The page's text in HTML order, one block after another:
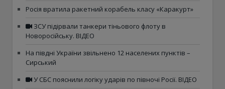
Росія вратила ракетний корабель класу «Каракурт»
ЗСУ підірвали танкери тіньового флоту в
Новоросійську. ВІДЕО
На півдні України звільнено 12 населених пунктів –
Сирський
У СБС пояснили логіку ударів по півночі Росії. ВІДЕО